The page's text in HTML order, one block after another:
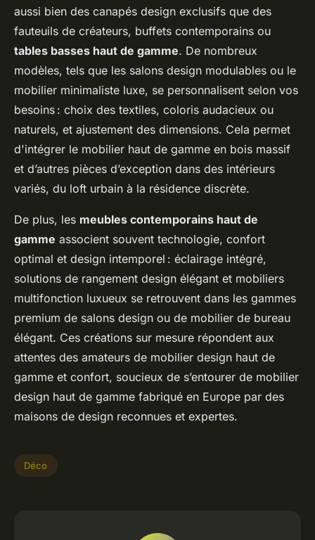
aussi bien des canapés design exclusifs que des
fauteuils de créateurs, buffets contemporains ou
tables basses haut de gamme. De nombreux
modèles, tels que les salons design modulables ou le
mobilier minimaliste luxe, se personnalisent selon vos
besoins : choix des textiles, coloris audacieux ou
naturels, et ajustement des dimensions. Cela permet
d'intégrer le mobilier haut de gamme en bois massif
et d’autres pièces d’exception dans des intérieurs
variés, du loft urbain à la résidence discrète.
De plus, les meubles contemporains haut de
gamme associent souvent technologie, confort
optimal et design intemporel : éclairage intégré,
solutions de rangement design élégant et mobiliers
multifonction luxueux se retrouvent dans les gammes
premium de salons design ou de mobilier de bureau
élégant. Ces créations sur mesure répondent aux
attentes des amateurs de mobilier design haut de
gamme et confort, soucieux de s’entourer de mobilier
design haut de gamme fabriqué en Europe par des
maisons de design reconnues et expertes.
Déco